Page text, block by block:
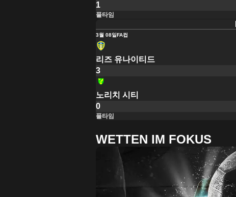
1
풀타임
3월 08일FA컵
리즈 유나이티드
3
노리치 시티
0
풀타임
WETTEN IM FOKUS